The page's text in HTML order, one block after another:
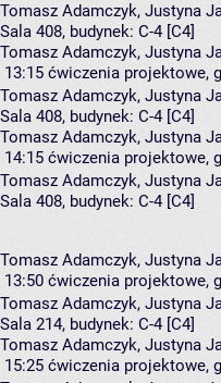
Tomasz Adamczyk, Justyna
Sala 408, budynek: C-4 [C4]
Tomasz Adamczyk, Justyna
13:15 ćwiczenia projektowe,
Tomasz Adamczyk, Justyna
Sala 408, budynek: C-4 [C4]
Tomasz Adamczyk, Justyna
14:15 ćwiczenia projektowe,
Tomasz Adamczyk, Justyna
Sala 408, budynek: C-4 [C4]
Tomasz Adamczyk, Justyna
13:50 ćwiczenia projektowe,
Tomasz Adamczyk, Justyna
Sala 214, budynek: C-4 [C4]
Tomasz Adamczyk, Justyna
15:25 ćwiczenia projektowe,